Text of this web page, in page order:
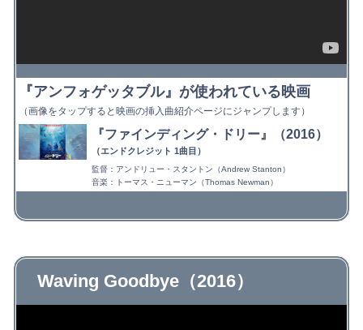
『アンフォゲッタブル』が使われている映画
（画像をタップすると映画の挿入曲紹介ページにジャンプします）
『ファインディング・ドリー』（2016）
（エンドクレジット 1曲目）
監督：アンドリュー・スタントン（Andrew Stanton）
音楽：トーマス・ニューマン（Thomas Newman）
Waving Goodbye（2016）